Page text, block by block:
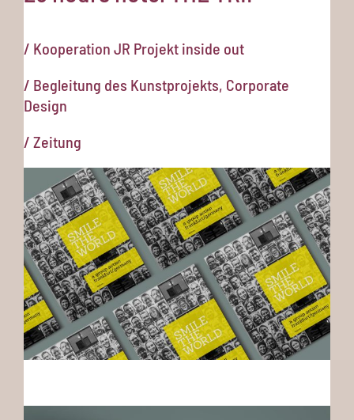
/ Kooperation JR Projekt inside out
/ Begleitung des Kunstprojekts, Corporate
Design
/ Zeitung